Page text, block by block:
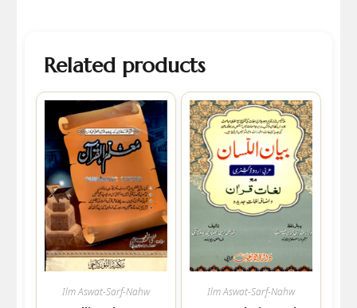
Related products
Ilm Aswat-Sarf-Nahw Ilm Aswat-Sarf-Nahw